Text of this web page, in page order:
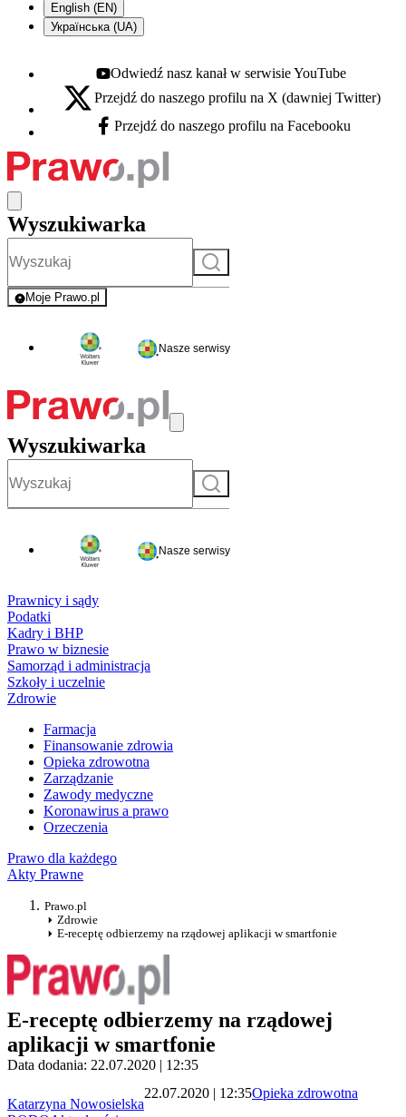
English (EN)
Українська (UA)
Youtube - otwiera się w nowej karcie
Odwiedź nasz kanał w serwisie YouTube
X - otwiera się w nowej karcie
Przejdź do naszego profilu na X (dawniej Twitter)
Facebook - otwiera się w nowej karcie
Przejdź do naszego profilu na Facebooku
Wyszukiwarka
Szukaj
Moje Prawo.pl
- rejestracja i logowanie do serwisu
Nasze serwisy
Wyszukiwarka
Szukaj
Nasze serwisy
Prawnicy i sądy
Podatki
Kadry i BHP
Prawo w biznesie
Samorząd i administracja
Szkoły i uczelnie
Zdrowie
Farmacja
Finansowanie zdrowia
Opieka zdrowotna
Zarządzanie
Zawody medyczne
Koronawirus a prawo
Orzeczenia
Prawo dla każdego
Akty Prawne
Prawo.pl
Zdrowie
E-receptę odbierzemy na rządowej aplikacji w smartfonie
E-receptę odbierzemy na rządowej
aplikacji w smartfonie
Data dodania: 22.07.2020 | 12:35
Katarzyna Nowosielska
22.07.2020 | 12:35Opieka zdrowotna